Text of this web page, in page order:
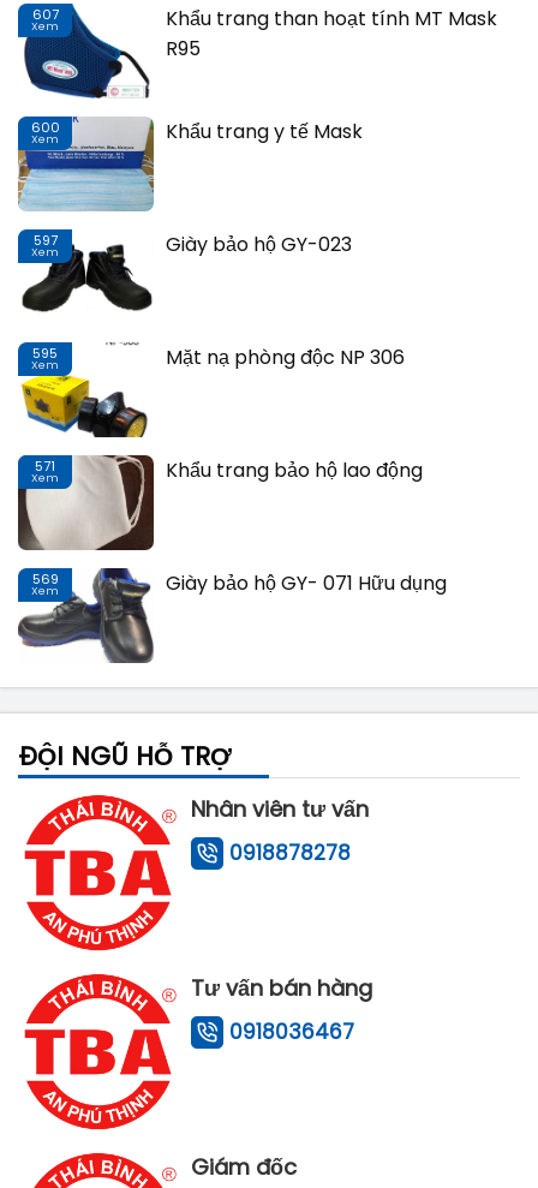
607
Xem
Khẩu trang than hoạt tính MT Mask
R95
600
Xem Khẩu trang y tế Mask
597
Xem Giày bảo hộ GY-023
595
Xem Mặt nạ phòng độc NP 306
571
Xem Khẩu trang bảo hộ lao động
569
Xem Giày bảo hộ GY- 071 Hữu dụng
ĐỘI NGŨ HỖ TRỢ
Nhân viên tư vấn
0918878278
Tư vấn bán hàng
0918036467
Giám đốc